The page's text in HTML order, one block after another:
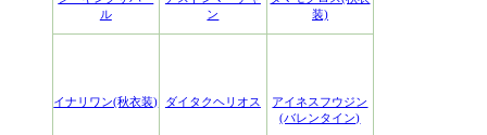
ル
ン
装)
イナリワン(秋衣装) ダイタクヘリオス
アイネスフウジン
(バレンタイン)